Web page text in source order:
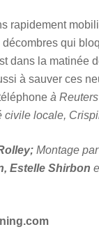
rapidement
qui
dans la matinée
à sauver ces
à
civile locale,
Montage par
Estelle Shirbon